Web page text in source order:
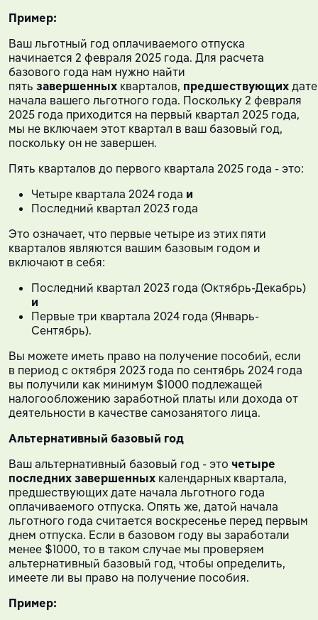
Пример:
Ваш льготный год оплачиваемого отпуска
начинается 2 февраля 2025 года. Для расчета
базового года нам нужно найти
пять завершенных кварталов, предшествующих дате
начала вашего льготного года. Поскольку 2 февраля
2025 года приходится на первый квартал 2025 года,
мы не включаем этот квартал в ваш базовый год,
поскольку он не завершен.
Пять кварталов до первого квартала 2025 года - это:
Четыре квартала 2024 года и
Последний квартал 2023 года
Это означает, что первые четыре из этих пяти
кварталов являются вашим базовым годом и
включают в себя:
Последний квартал 2023 года (Октябрь-Декабрь)
и
Первые три квартала 2024 года (Январь-
Сентябрь).
Вы можете иметь право на получение пособий, если
в период с октября 2023 года по сентябрь 2024 года
вы получили как минимум $1000 подлежащей
налогообложению заработной платы или дохода от
деятельности в качестве самозанятого лица.
Альтернативный базовый год
Ваш альтернативный базовый год - это четыре
последних завершенных календарных квартала,
предшествующих дате начала льготного года
оплачиваемого отпуска. Опять же, датой начала
льготного года считается воскресенье перед первым
днем отпуска. Если в базовом году вы заработали
менее $1000, то в таком случае мы проверяем
альтернативный базовый год, чтобы определить,
имеете ли вы право на получение пособия.
Пример: